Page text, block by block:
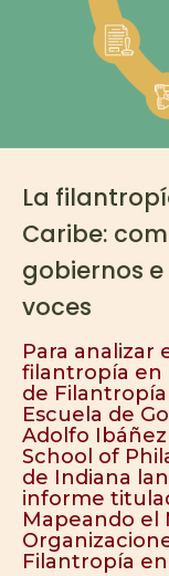
La
Caribe:
gobiernos
voces
Para analizar
filantropía en
de Filantropía
Escuela de
Adolfo Ibáñez
School of
de Indiana
informe
Mapeando el
Filantropía